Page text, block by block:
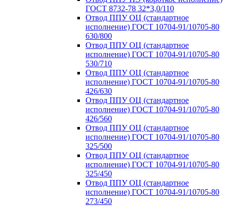
ГОСТ 8732-78 32*3,0/110
Отвод ППУ ОЦ (стандартное
исполнение) ГОСТ 10704-91/10705-80
630/800
Отвод ППУ ОЦ (стандартное
исполнение) ГОСТ 10704-91/10705-80
530/710
Отвод ППУ ОЦ (стандартное
исполнение) ГОСТ 10704-91/10705-80
426/630
Отвод ППУ ОЦ (стандартное
исполнение) ГОСТ 10704-91/10705-80
426/560
Отвод ППУ ОЦ (стандартное
исполнение) ГОСТ 10704-91/10705-80
325/500
Отвод ППУ ОЦ (стандартное
исполнение) ГОСТ 10704-91/10705-80
325/450
Отвод ППУ ОЦ (стандартное
исполнение) ГОСТ 10704-91/10705-80
273/450